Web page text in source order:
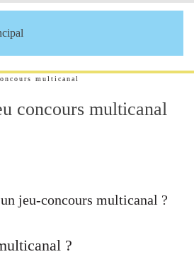
multicanal
concours multicanal
jeu-concours multicanal ?
?